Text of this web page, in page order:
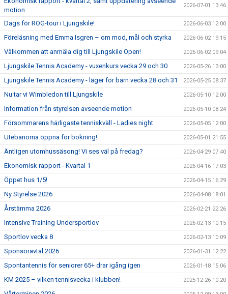
motion
2026-07-01 13:46
Dags för ROG-tour i Ljungskile! 2026-06-03 12:00
Föreläsning med Emma Isgren – om mod, mål och styrka 2026-06-02 19:15
Välkommen att anmäla dig till Ljungskile Open! 2026-06-02 09:04
Ljungskile Tennis Academy - vuxenkurs vecka 29 och 30 2026-05-26 13:00
Ljungskile Tennis Academy - läger för barn vecka 28 och 31 2026-05-25 08:37
Nu tar vi Wimbledon till Ljungskile 2026-05-10 12:00
Information från styrelsen avseende motion 2026-05-10 08:24
Försommarens härligaste tenniskväll - Ladies night 2026-05-05 12:00
Utebanorna öppna för bokning! 2026-05-01 21:55
Äntligen utomhussäsong! Vi ses väl på fredag? 2026-04-29 07:40
Ekonomisk rapport - Kvartal 1 2026-04-16 17:03
Öppet hus 1/5! 2026-04-15 16:29
Ny Styrelse 2026 2026-04-08 18:01
Årstämma 2026 2026-02-21 22:26
Intensive Training Undersportlov 2026-02-13 10:15
Sportlov vecka 8 2026-02-13 10:09
Sponsoravtal 2026 2026-01-31 12:22
Spontantennis för seniorer 65+ drar igång igen 2026-01-18 15:06
KM 2025 – vilken tennisvecka i klubben! 2025-12-26 10:20